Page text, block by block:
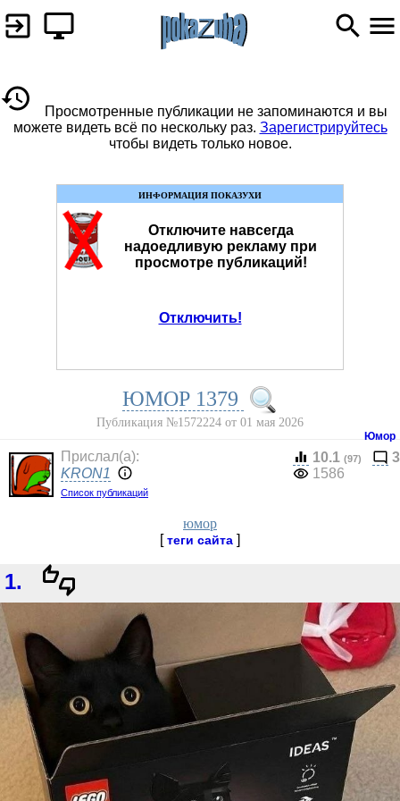
Просмотренные публикации не запоминаются и вы
можете видеть всё по нескольку раз. Зарегистрируйтесь
чтобы видеть только новое.
ИНФОРМАЦИЯ ПОКАЗУХИ
Отключите навсегда
надоедливую рекламу при
просмотре публикаций!
Отключить!
ЮМОР 1379
Публикация №1572224 от 01 мая 2026
Юмор
Прислал(a):
KRON1
Список публикаций
10.1 (97)
3
1586
юмор
[теги сайта ]
1.